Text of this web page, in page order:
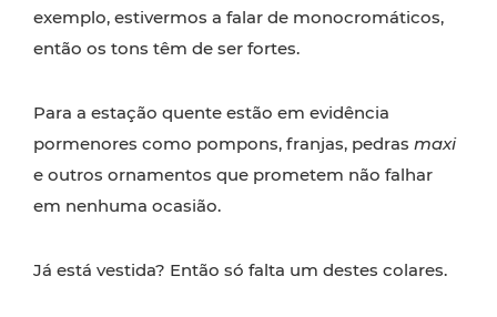
exemplo, estivermos a falar de monocromáticos,
então os tons têm de ser fortes.
Para a estação quente estão em evidência
pormenores como pompons, franjas, pedras maxi
e outros ornamentos que prometem não falhar
em nenhuma ocasião.
Já está vestida? Então só falta um destes colares.